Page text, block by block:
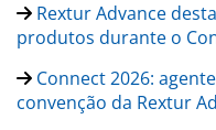
Rextur Advance
produtos durante o
Connect 2026:
convenção da Rextur